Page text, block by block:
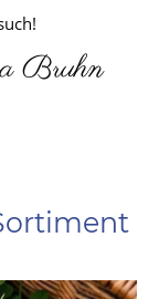
Bruhn